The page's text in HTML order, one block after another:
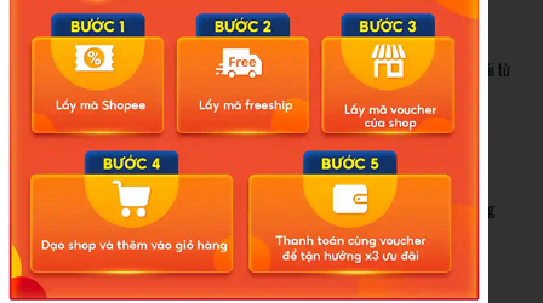
Gần 1.200 tỷ đồng xóa ‘mù bơi’ cho học sinh TP.HCM: Lời giải từ
chính sách hỗ trợ trực tiếp
Related Posts
Bão số 3 hình thành trên Biển Đông: Vì sao không ảnh hưởng
đất liền vẫn cần cảnh giác cao độ?